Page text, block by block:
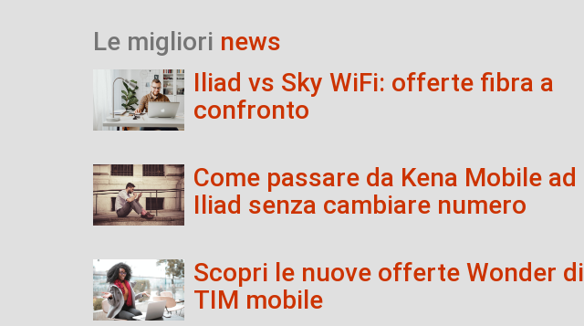
Le migliori news
Iliad vs Sky WiFi: offerte fibra a
confronto
Come passare da Kena Mobile ad
Iliad senza cambiare numero
Scopri le nuove offerte Wonder di
TIM mobile